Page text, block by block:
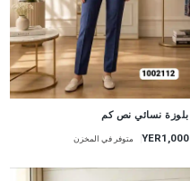
جديد
بلوزة نسائي نص كم
YER1,000 متوفر في المخزن